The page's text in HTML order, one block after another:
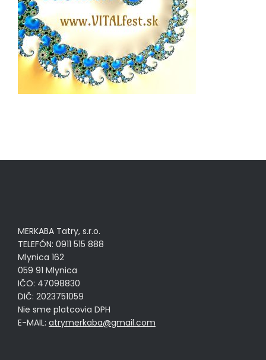
MERKABA Tatry, s.r.o.
TELEFÓN: 0911 515 888
Mlynica 162
059 91 Mlynica
IČO: 47098830
DIČ: 2023751059
Nie sme platcovia DPH
E-MAIL: atrymerkaba@gmail.com